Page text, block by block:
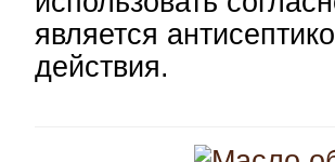
является
действия.